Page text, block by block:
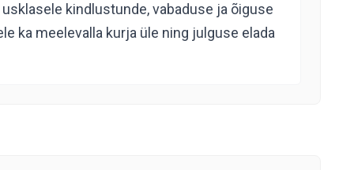
kindlustunde, vabaduse ja õiguse
ka meelevalla kurja üle ning julguse elada